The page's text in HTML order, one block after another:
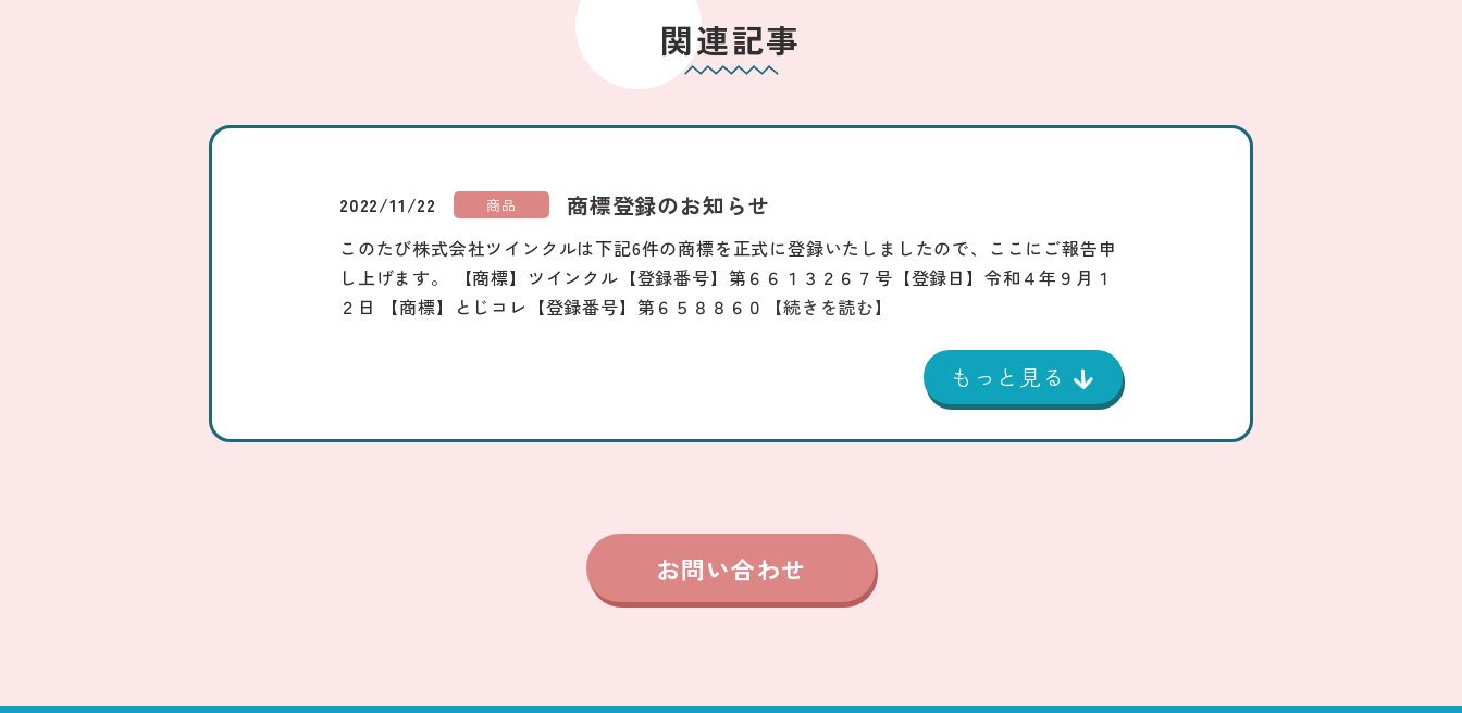
関連記事
2022/11/22 商品 商標登録のお知らせ
このたび株式会社ツインクルは下記6件の商標を正式に登録いたしましたので、ここにご報告申
し上げます。 【商標】ツインクル【登録番号】第６６１３２６７号【登録日】令和４年９月１
２日 【商標】とじコレ【登録番号】第６５８８６０
【続きを読む】
お問い合わせ